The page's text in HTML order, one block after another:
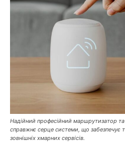
Надійний професійний маршрутизатор
справжнє серце системи, що забезпечує
зовнішніх хмарних сервісів.